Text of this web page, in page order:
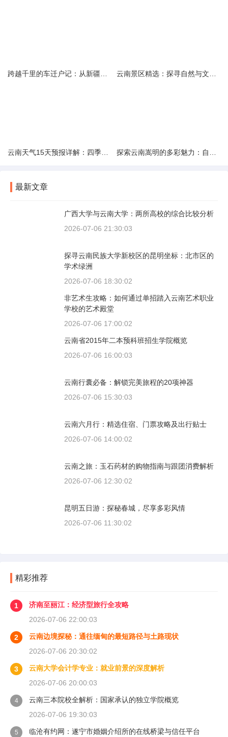
最新文章
广西大学与云南大学：两所高校的综合比较分析
2026-07-06 21:30:03
探寻云南民族大学新校区的昆明坐标：北市区的
学术绿洲
2026-07-06 18:30:02
非艺术生攻略：如何通过单招踏入云南艺术职业
学校的艺术殿堂
2026-07-06 17:00:02
云南省2015年二本预科班招生学院概览
2026-07-06 16:00:03
云南行囊必备：解锁完美旅程的20项神器
2026-07-06 15:30:03
云南六月行：精选住宿、门票攻略及出行贴士
2026-07-06 14:00:02
云南之旅：玉石药材的购物指南与跟团消费解析
2026-07-06 12:30:02
昆明五日游：探秘春城，尽享多彩风情
2026-07-06 11:30:02
精彩推荐
1
济南至丽江：经济型旅行全攻略
2026-07-06 22:00:03
2
云南边境探秘：通往缅甸的最短路径与土路现状
2026-07-06 20:30:02
3
云南大学会计学专业：就业前景的深度解析
2026-07-06 20:00:03
4
云南三本院校全解析：国家承认的独立学院概览
2026-07-06 19:30:03
5 临沧有约网：遂宁市婚姻介绍所的在线桥梁与信任平台